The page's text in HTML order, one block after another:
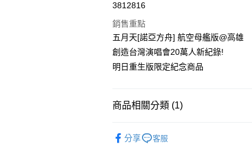
LINE Pay
Apple Pay
Google Pay
ATM付款
3812816
銷售重點
五月天[諾亞方舟] 航空母艦版@高雄
創造台灣演唱會20萬人新紀錄!
明日重生版限定紀念商品
商品相關分類 (1)
分享
客服